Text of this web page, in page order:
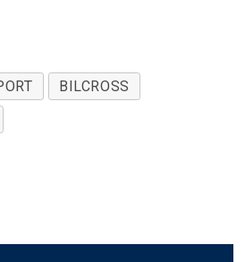
BILCROSS